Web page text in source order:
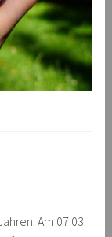
Am 07.03.